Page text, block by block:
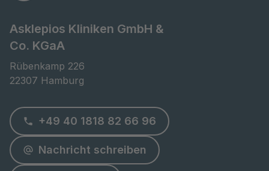
Asklepios Kliniken GmbH &
Co. KGaA
Rübenkamp 226
22307 Hamburg
+49 40 1818 82 66 96
Nachricht schreiben